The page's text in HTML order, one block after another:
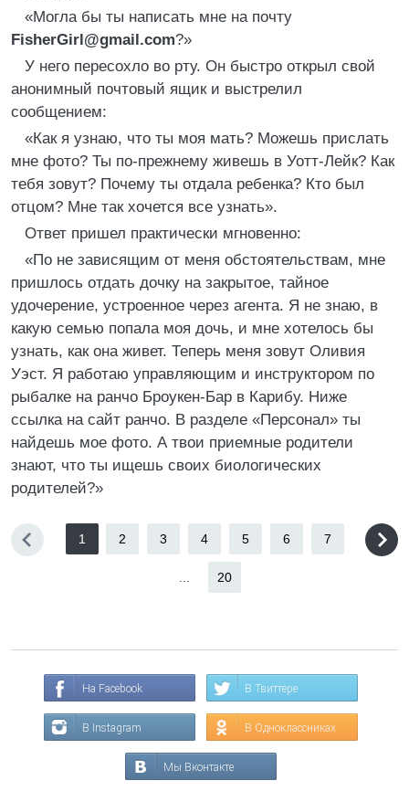
«Могла бы ты написать мне на почту
FisherGirl@gmail.com?»
У него пересохло во рту. Он быстро открыл свой
анонимный почтовый ящик и выстрелил
сообщением:
«Как я узнаю, что ты моя мать? Можешь прислать
мне фото? Ты по-прежнему живешь в Уотт-Лейк? Как
тебя зовут? Почему ты отдала ребенка? Кто был
отцом? Мне так хочется все узнать».
Ответ пришел практически мгновенно:
«По не зависящим от меня обстоятельствам, мне
пришлось отдать дочку на закрытое, тайное
удочерение, устроенное через агента. Я не знаю, в
какую семью попала моя дочь, и мне хотелось бы
узнать, как она живет. Теперь меня зовут Оливия
Уэст. Я работаю управляющим и инструктором по
рыбалке на ранчо Броукен-Бар в Карибу. Ниже
ссылка на сайт ранчо. В разделе «Персонал» ты
найдешь мое фото. А твои приемные родители
знают, что ты ищешь своих биологических
родителей?»
1 2 3 4 5 6 7
20
На Facebook В Твиттере
В Instagram В Одноклассниках
Мы Вконтакте